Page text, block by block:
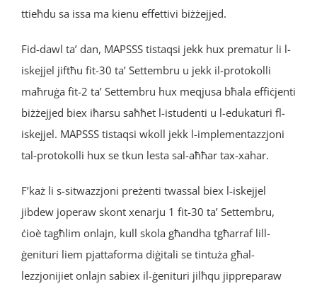
ttieħdu sa issa ma kienu effettivi biżżejjed.
Fid-dawl ta’ dan, MAPSSS tistaqsi jekk hux prematur li l-
iskejjel jiftħu fit-30 ta’ Settembru u jekk il-protokolli
maħruġa fit-2 ta’ Settembru hux meqjusa bħala effiċjenti
biżżejjed biex iħarsu saħħet l-istudenti u l-edukaturi fl-
iskejjel. MAPSSS tistaqsi wkoll jekk l-implementazzjoni
tal-protokolli hux se tkun lesta sal-aħħar tax-xahar.
F’każ li s-sitwazzjoni preżenti twassal biex l-iskejjel
jibdew joperaw skont xenarju 1 fit-30 ta’ Settembru,
ċioè tagħlim onlajn, kull skola għandha tgħarraf lill-
ġenituri liem pjattaforma diġitali se tintuża għal-
lezzjonijiet onlajn sabiex il-ġenituri jilħqu jippreparaw